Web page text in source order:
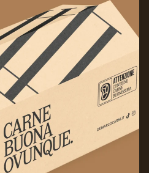
- P. IVA: 15203151004 - Via Nunziale